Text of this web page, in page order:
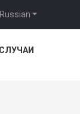
Russian
СЛУЧАИ